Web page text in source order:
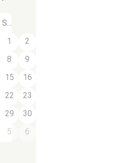
S
1
2
8
9
15
16
22
23
29
30
5 6